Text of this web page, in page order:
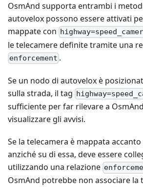
OsmAnd supporta entrambi i
autovelox possono essere attivati
mappate con
le telecamere definite tramite una
enforcement .
Se un nodo di autovelox è
sulla strada, il tag
sufficiente per far rilevare a
visualizzare gli avvisi.
Se la telecamera è mappata
anziché su di essa, deve essere
utilizzando una relazione
OsmAnd potrebbe non associare la